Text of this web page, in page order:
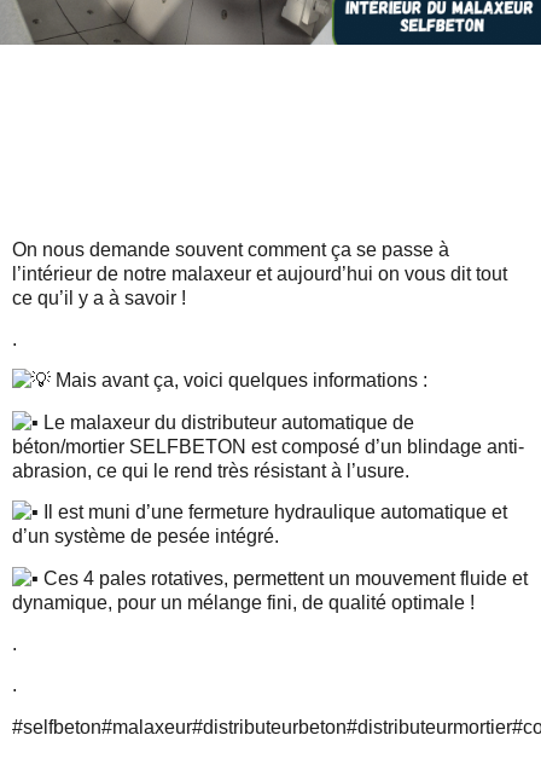
On nous demande souvent comment ça se passe à
l’intérieur de notre malaxeur et aujourd’hui on vous dit tout
ce qu’il y a à savoir !
.
Mais avant ça, voici quelques informations :
Le malaxeur du distributeur automatique de
béton/mortier SELFBETON est composé d’un blindage anti-
abrasion, ce qui le rend très résistant à l’usure.
Il est muni d’une fermeture hydraulique automatique et
d’un système de pesée intégré.
Ces 4 pales rotatives, permettent un mouvement fluide et
dynamique, pour un mélange fini, de qualité optimale !
.
.
#selfbeton#malaxeur#distributeurbeton#distributeurmortier